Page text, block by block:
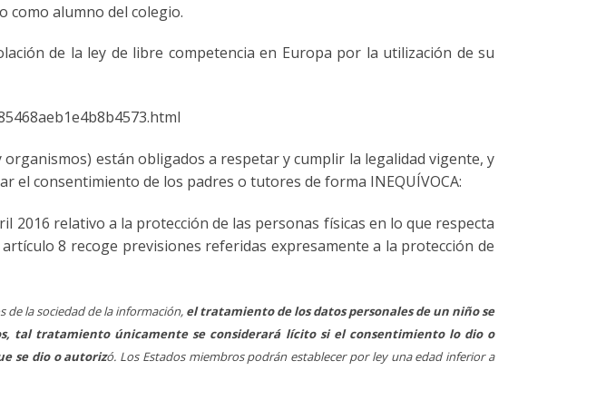
como alumno del colegio.
de la ley de libre competencia en Europa por la utilización de su
están obligados a respetar y cumplir la legalidad vigente, y
el consentimiento de los padres o tutores de forma INEQUÍVOCA:
2016 relativo a la protección de las personas físicas en lo que respecta
8 recoge previsiones referidas expresamente a la protección de
de la sociedad de la información, el tratamiento de los datos personales de un niño se
tal tratamiento únicamente se considerará lícito si el consentimiento lo dio o
se dio o autorizó. Los Estados miembros podrán establecer por ley una edad inferior a